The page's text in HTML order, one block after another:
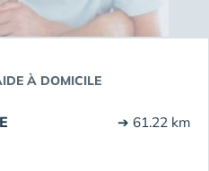
À DOMICILE
➔ 61.22 km